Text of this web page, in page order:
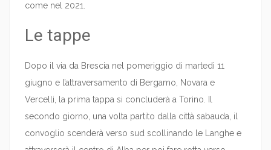
come nel 2021.
Le tappe
Dopo il via da Brescia nel pomeriggio di martedì 11
giugno e l’attraversamento di Bergamo, Novara e
Vercelli, la prima tappa si concluderà a Torino. Il
secondo giorno, una volta partito dalla città sabauda, il
convoglio scenderà verso sud scollinando le Langhe e